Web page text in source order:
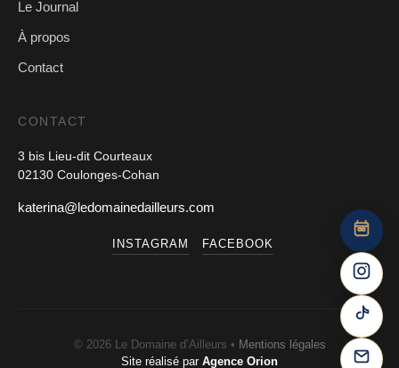
PROCHAIN ÉVÉNEMENT
Le Journal
À propos
Contact
CONTACT
3 bis Lieu-dit Courteaux
02130 Coulonges-Cohan
katerina@ledomainedailleurs.com
INSTAGRAM FACEBOOK
© 2026 Le Domaine d’Ailleurs • Mentions légales
Site réalisé par Agence Orion